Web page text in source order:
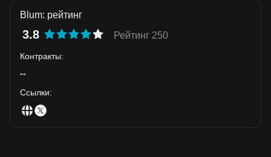
Blum: рейтинг
3.8 Рейтинг 250
Контракты:
--
Ссылки: